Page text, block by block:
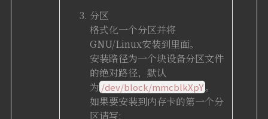
分区
格式化一个分区并将
GNU/Linux安装到里面。
安装路径为一个块设备分区文件
的绝对路径，默认
为 /dev/block/mmcblkXpY。
如果要安装到内存卡的第一个分
区请写: